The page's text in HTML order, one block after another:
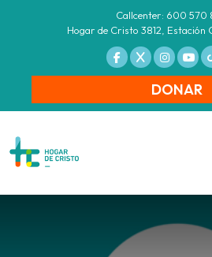
Callcenter: 600
Hogar de Cristo 3812, Estación
DONAR